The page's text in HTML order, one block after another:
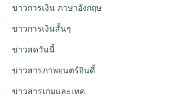
ข่าวการเงิน ภาษาอังกฤษ
ข่าวการเงินสั้นๆ
ข่าวสดวันนี้
ข่าวสารภาพยนตร์อินดี้
ข่าวสารเกมและเทค